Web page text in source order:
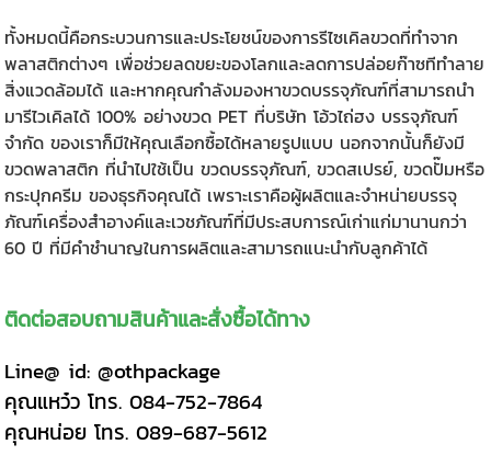
ทั้งหมดนี้คือกระบวนการและประโยชน์ของการรีไซเคิลขวดที่ทำจาก
พลาสติกต่างๆ เพื่อช่วยลดขยะของโลกและลดการปล่อยก๊าซทีทำลาย
สิ่งแวดล้อมได้ และหากคุณกำลังมองหาขวดบรรจุภัณฑ์ที่สามารถนำ
มารีไวเคิลได้ 100% อย่างขวด PET ที่บริษัท โอ้วไถ่ฮง บรรจุภัณฑ์
จำกัด ของเราก็มีให้คุณเลือกซื้อได้หลายรูปแบบ นอกจากนั้นก็ยังมี
ขวดพลาสติก ที่นำไปใช้เป็น ขวดบรรจุภัณฑ์, ขวดสเปรย์, ขวดปั๊มหรือ
กระปุกครีม ของธุรกิจคุณได้ เพราะเราคือผู้ผลิตและจำหน่ายบรรจุ
ภัณฑ์เครื่องสำอางค์และเวชภัณฑ์ที่มีประสบการณ์เก่าแก่มานานกว่า
60 ปี ที่มีคำชำนาญในการผลิตและสามารถแนะนำกับลูกค้าได้
ติดต่อสอบถามสินค้าและสั่งซื้อได้ทาง
Line@ id:@othpackage
คุณแหว๋ว โทร. 084-752-7864
คุณหน่อย โทร. 089-687-5612